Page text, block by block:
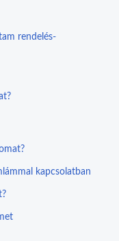
rendelés-
kapcsolatban